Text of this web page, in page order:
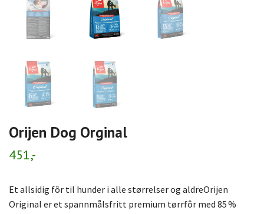
Orijen Dog Orginal
451,-
Et allsidig fôr til hunder i alle størrelser og aldreOrijen
Original er et spannmålsfritt premium tørrfôr med 85 %